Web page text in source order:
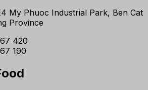
My Phuoc Industrial Park, Ben Cat
Province
420
190